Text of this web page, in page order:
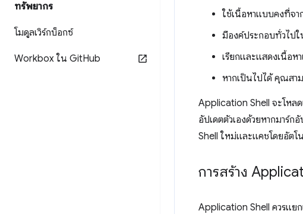
ทรัพยากร
โมดูลเวิร์กบ็อกซ์
Workbox ใน GitHub
ใช้เนื้อหาแบบคงที่จ
มีองค์ประกอบทั่วไปใ
เรียกและแสดงเนื้อห
หากเป็นไปได้ คุณสา
Application Shell จะโหล
อัปเดตตัวเองด้วยหากมาร์
Shell ใหม่และแคชโดยอัตโ
การสร้าง
Application Shell ควรแยก